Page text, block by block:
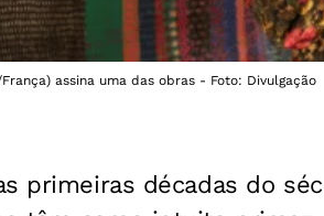
assina uma das obras - Foto: Divulgação
primeiras décadas do